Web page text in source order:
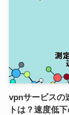
vpnサービスの
トは？速度低